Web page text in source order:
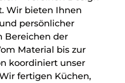
Wir bieten Ihnen
persönlicher
Bereichen der
Material bis zur
koordiniert unser
fertigen Küchen,